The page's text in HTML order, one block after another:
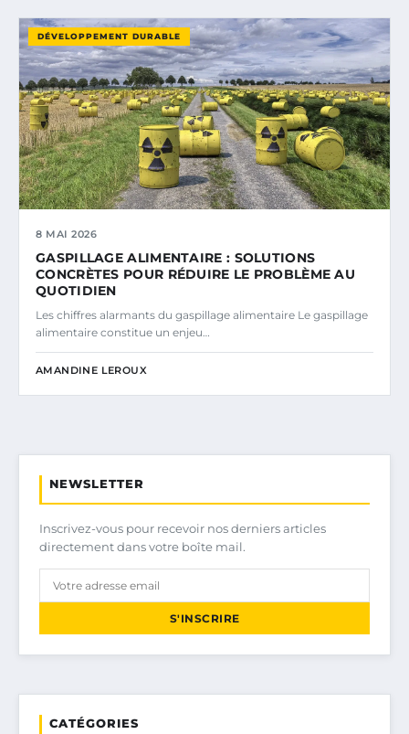
DÉVELOPPEMENT DURABLE
8 MAI 2026
GASPILLAGE ALIMENTAIRE : SOLUTIONS
CONCRÈTES POUR RÉDUIRE LE PROBLÈME AU
QUOTIDIEN
Les chiffres alarmants du gaspillage alimentaire Le gaspillage
alimentaire constitue un enjeu…
AMANDINE LEROUX
NEWSLETTER
Inscrivez-vous pour recevoir nos derniers articles
directement dans votre boîte mail.
S'INSCRIRE
CATÉGORIES